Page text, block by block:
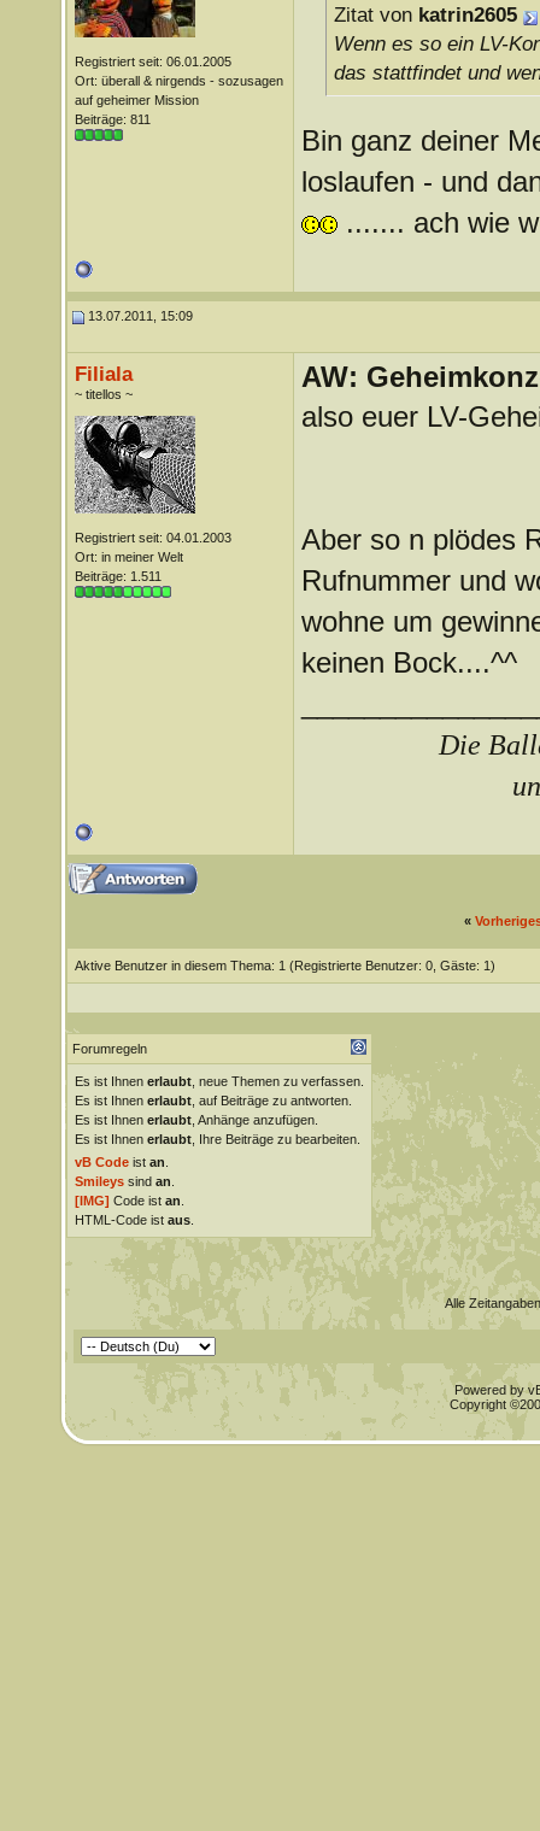
Registriert seit: 06.01.2005
Ort: überall & nirgends - sozusagen
auf geheimer Mission
Beiträge: 811
Zitat von katrin2605
Wenn es so ein LV-
das stattfindet und
Bin ganz deiner
loslaufen - und
....... ach wie
13.07.2011, 15:09
Filiala
~ titellos ~
Registriert seit: 04.01.2003
Ort: in meiner Welt
Beiträge: 1.511
AW:
also euer LV-
Aber so n plödes
Rufnummer und
wohne um
keinen Bock....^^
Die
«
Aktive Benutzer in diesem Thema: 1 (Registrierte Benutzer: 0, Gäste: 1)
Forumregeln
Es ist Ihnen erlaubt, neue Themen zu verfassen.
Es ist Ihnen erlaubt, auf Beiträge zu antworten.
Es ist Ihnen erlaubt, Anhänge anzufügen.
Es ist Ihnen erlaubt, Ihre Beiträge zu bearbeiten.
vB Codeist an
Smileyssind an
[IMG] Code ist an
HTML-Code ist aus.
Alle
Powered by
Copyright